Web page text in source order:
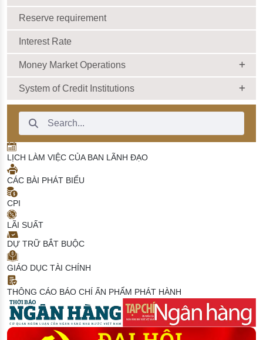
Reserve requirement
Interest Rate
Money Market Operations
System of Credit Institutions
Search Bar
LỊCH LÀM VIỆC CỦA BAN LÃNH ĐẠO
CÁC BÀI PHÁT BIỂU
CPI
LÃI SUẤT
DỰ TRỮ BẮT BUỘC
GIÁO DỤC TÀI CHÍNH
THÔNG CÁO BÁO CHÍ ẤN PHẨM PHÁT HÀNH